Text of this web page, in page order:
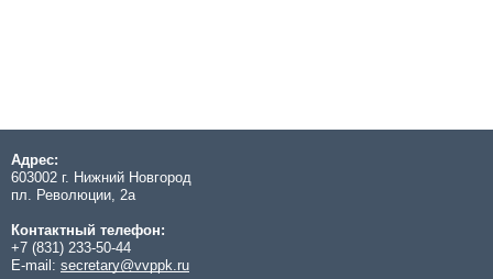
Адрес:
603002 г. Нижний Новгород
пл. Революции, 2а
Контактный телефон:
+7 (831) 233-50-44
E-mail: secretary@vvppk.ru